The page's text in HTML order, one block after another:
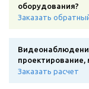
оборудования?
Заказать
Заказать расчет